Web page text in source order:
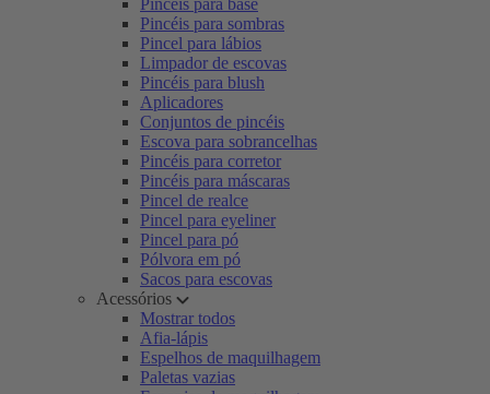
Pincéis para base
Pincéis para sombras
Pincel para lábios
Limpador de escovas
Pincéis para blush
Aplicadores
Conjuntos de pincéis
Escova para sobrancelhas
Pincéis para corretor
Pincéis para máscaras
Pincel de realce
Pincel para eyeliner
Pincel para pó
Pólvora em pó
Sacos para escovas
Acessórios
Mostrar todos
Afia-lápis
Espelhos de maquilhagem
Paletas vazias